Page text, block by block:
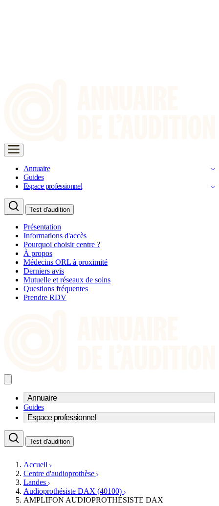
Annuaire
Guides
Espace professionnel
Test d'audition
Présentation
Informations d'accès
Pourquoi choisir centre ?
À propos
Médecins ORL à proximité
Derniers avis
Mutuelle et réseaux de soins
Questions fréquentes
Prendre RDV
Annuaire
Trouvez un professionnel de l'audition
Centre d'audioprothèse
Médecins ORL & Phoniatres
Écoles spécialisées
Fournisseurs
Associations
Guides
Espace professionnel
Acteurs et services
Fournisseurs
Services ORL
Orthophonistes
Formations et écoles
Organismes / Syndicats
Produits
Test d'audition
Accueil
Centre d'audioprothèse
Landes
Audioprothésiste DAX (40100)
AMPLIFON AUDIOPROTHÉSISTE DAX